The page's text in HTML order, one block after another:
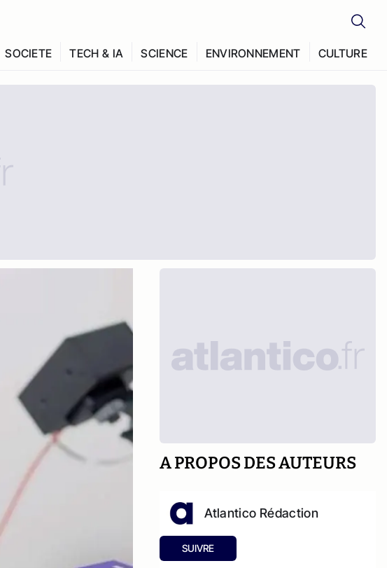
SOCIETE TECH & IA SCIENCE ENVIRONNEMENT CULTURE
A PROPOS DES AUTEURS
Atlantico Rédaction
SUIVRE